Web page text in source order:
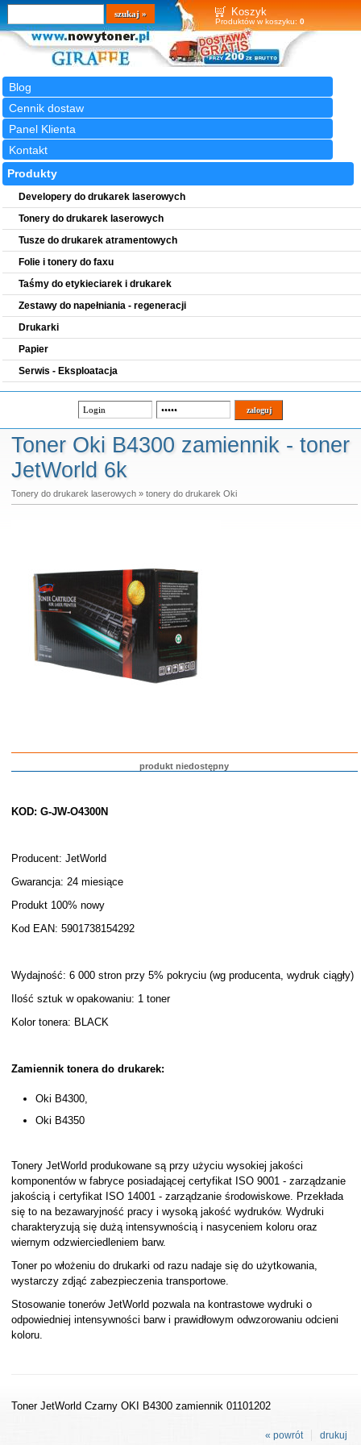
Koszyk
Produktów w koszyku: 0
Blog
Cennik dostaw
Panel Klienta
Kontakt
Wyszukiwarka
szukaj
Produkty
Developery do drukarek laserowych
Tonery do drukarek laserowych
Tusze do drukarek atramentowych
Folie i tonery do faxu
Taśmy do etykieciarek i drukarek
Zestawy do napełniania - regeneracji
Drukarki
Papier
Serwis - Eksploatacja
Toner Oki B4300 zamiennik - toner
JetWorld 6k
Tonery do drukarek laserowych» tonery do drukarek Oki
produkt niedostępny
KOD: G-JW-O4300N
Producent: JetWorld
Gwarancja: 24 miesiące
Produkt 100% nowy
Kod EAN: 5901738154292
Wydajność: 6 000 stron przy 5% pokryciu (wg producenta, wydruk ciągły)
Ilość sztuk w opakowaniu: 1 toner
Kolor tonera: BLACK
Zamiennik tonera do drukarek:
Oki B4300,
Oki B4350
Tonery JetWorld produkowane są przy użyciu wysokiej jakości
komponentów w fabryce posiadającej certyfikat ISO 9001 - zarządzanie
jakością i certyfikat ISO 14001 - zarządzanie środowiskowe. Przekłada
się to na bezawaryjność pracy i wysoką jakość wydruków. Wydruki
charakteryzują się dużą intensywnością i nasyceniem koloru oraz
wiernym odzwierciedleniem barw.
Toner po włożeniu do drukarki od razu nadaje się do użytkowania,
wystarczy zdjąć zabezpieczenia transportowe.
Stosowanie tonerów JetWorld pozwala na kontrastowe wydruki o
odpowiedniej intensywności barw i prawidłowym odwzorowaniu odcieni
koloru.
Toner JetWorld Czarny OKI B4300 zamiennik 01101202
drukuj
« powrót